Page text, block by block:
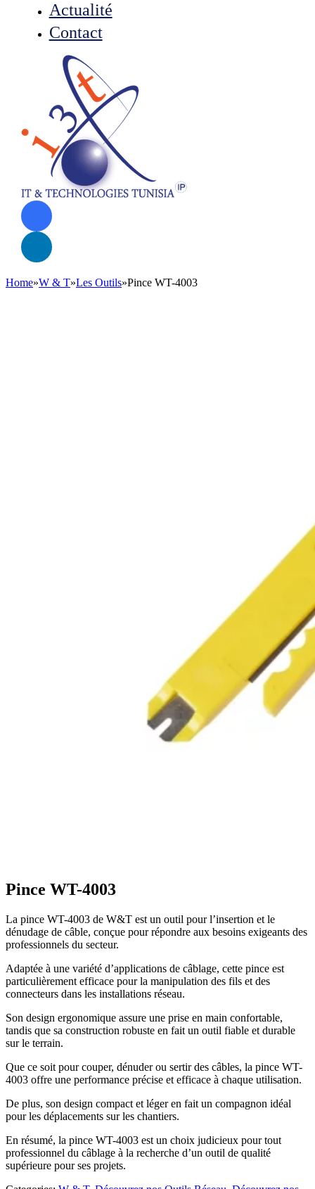
Actualité
Contact
Home»W & T»Les Outils»Pince WT-4003
Pince WT-4003
La pince WT-4003 de W&T est un outil pour l’insertion et le
dénudage de câble, conçue pour répondre aux besoins exigeants des
professionnels du secteur.
Adaptée à une variété d’applications de câblage, cette pince est
particulièrement efficace pour la manipulation des fils et des
connecteurs dans les installations réseau.
Son design ergonomique assure une prise en main confortable,
tandis que sa construction robuste en fait un outil fiable et durable
sur le terrain.
Que ce soit pour couper, dénuder ou sertir des câbles, la pince WT-
4003 offre une performance précise et efficace à chaque utilisation.
De plus, son design compact et léger en fait un compagnon idéal
pour les déplacements sur les chantiers.
En résumé, la pince WT-4003 est un choix judicieux pour tout
professionnel du câblage à la recherche d’un outil de qualité
supérieure pour ses projets.